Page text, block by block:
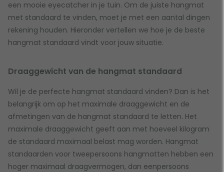
een mooie eyecatcher in je tuin. Om de juiste hangmat
met standaard te vinden, moet je met een aantal dingen
rekening houden. Hieronder vertellen we hoe je de beste
hangmat standaard vindt voor jouw situatie.
Draaggewicht van de hangmat standaard
Wil je de perfecte hangmat standaard vinden? Dan is het
belangrijk om op het maximale draaggewicht en de
afmetingen van de hangmat standaard te letten. Het
maximale draaggewicht geeft aan met hoeveel kilogram
de standaard maximaal belast mag worden. Hangmat
standaarden voor tweepersoons hangmatten hebben een
hoger maximaal draagvermogen, dan eenpersoons